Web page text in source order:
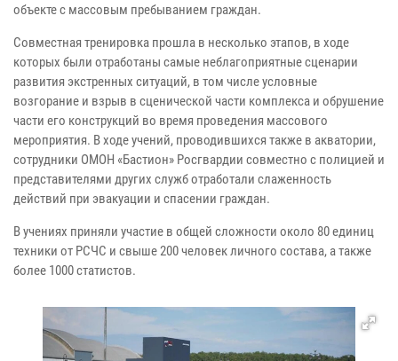
объекте с массовым пребыванием граждан.
Совместная тренировка прошла в несколько этапов, в ходе
которых были отработаны самые неблагоприятные сценарии
развития экстренных ситуаций, в том числе условные
возгорание и взрыв в сценической части комплекса и обрушение
части его конструкций во время проведения массового
мероприятия. В ходе учений, проводившихся также в акватории,
сотрудники ОМОН «Бастион» Росгвардии совместно с полицией и
представителями других служб отработали слаженность
действий при эвакуации и спасении граждан.
В учениях приняли участие в общей сложности около 80 единиц
техники от РСЧС и свыше 200 человек личного состава, а также
более 1000 статистов.